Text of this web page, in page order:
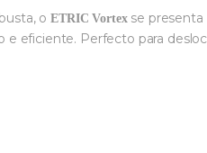
oETRIC Vortexse presenta
eficiente. Perfecto para